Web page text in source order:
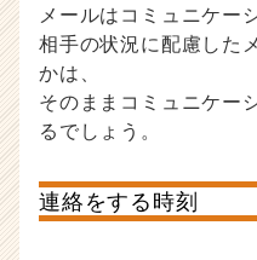
メールはコミュニケー
相手の状況に配慮した
かは、
そのままコミュニケー
るでしょう。
連絡をする時刻